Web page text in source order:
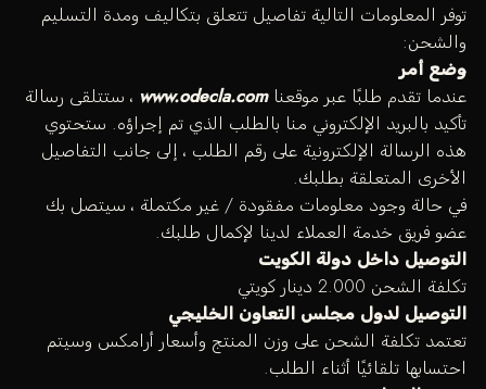
توفر المعلومات التالية تفاصيل تتعلق بتكاليف ومدة التسليم
والشحن:
وضع أمر
عندما تقدم طلبًا عبر موقعناwww.odecla.com ، ستتلقى رسالة
تأكيد بالبريد الإلكتروني منا بالطلب الذي تم إجراؤه. ستحتوي
هذه الرسالة الإلكترونية على رقم الطلب ، إلى جانب التفاصيل
الأخرى المتعلقة بطلبك.
في حالة وجود معلومات مفقودة / غير مكتملة ، سيتصل بك
عضو فريق خدمة العملاء لدينا لإكمال طلبك.
التوصيل داخل دولة الكويت
تكلفة الشحن 2.000 دينار كويتي
التوصيل لدول مجلس التعاون الخليجي
تعتمد تكلفة الشحن على وزن المنتج وأسعار أرامكس وسيتم
احتسابها تلقائيًا أثناء الطلب.